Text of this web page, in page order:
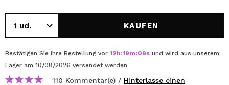
BENUTZERKONTO ERSTELLEN
KAUFEN
Bestätigen Sie Ihre Bestellung vor 12h:19m:08s und wird aus unserem
Lager am 10/08/2026 versendet werden
110 Kommentar(e) / Hinterlasse einen